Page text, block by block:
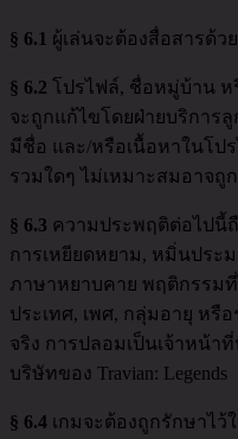
§ 6.1 ผู้เล่นจะต้องสื่อสารด้
§ 6.2 โปรไฟล์, ชื่อหมู่บ้าน ห
จะถูกแก้ไขโดยฝ่ายบริการ
มีชื่อ และ/หรือเนื้อหาในโ
รวมใดๆ ไม่เหมาะสมอาจถู
§ 6.3 ความประพฤติต่อไปนี้ถื
การเหยียดหยาม, หมิ่นประ
ภาษาหยาบคาย พฤติกรรม
ประเทศ, เพศ, กลุ่มอายุ หรื
จริง การปลอมเป็นเจ้าหน้า
บริษัทของ Travian: Legends
§ 6.4 เกมจะต้องถูกรักษาไว้